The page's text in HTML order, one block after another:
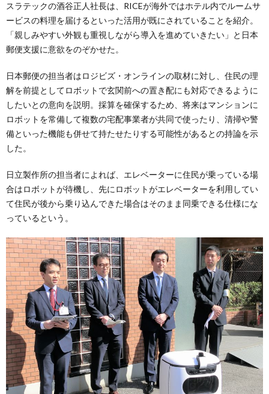
スラテックの酒谷正人社長は、RICEが海外ではホテル内でルームサ
ービスの料理を届けるといった活用が既にされていることを紹介。
「親しみやすい外観も重視しながら導入を進めていきたい」と日本
郵便支援に意欲をのぞかせた。
日本郵便の担当者はロジビズ・オンラインの取材に対し、住民の理
解を前提としてロボットで玄関前への置き配にも対応できるように
したいとの意向を説明。採算を確保するため、将来はマンションに
ロボットを常備して複数の宅配事業者が共同で使ったり、清掃や警
備といった機能も併せて持たせたりする可能性があるとの持論を示
した。
日立製作所の担当者によれば、エレベーターに住民が乗っている場
合はロボットが待機し、先にロボットがエレベーターを利用してい
て住民が後から乗り込んできた場合はそのまま同乗できる仕様にな
っているという。